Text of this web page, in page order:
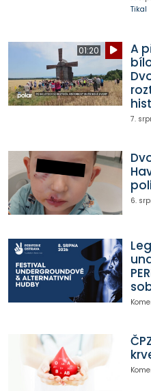
Tikal
01:20
A
7.
6.